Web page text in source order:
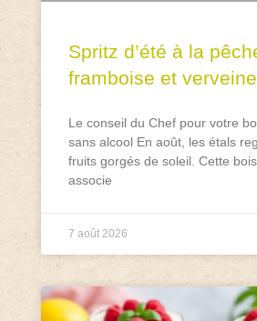
Spritz d’été à la
framboise et verveine
Le conseil du Chef pour votre
sans alcool En août, les étals
fruits gorgés de soleil. Cette
associe
7 août 2026